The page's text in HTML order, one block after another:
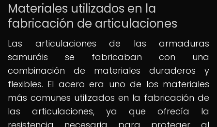
Materiales utilizados en la
fabricación de articulaciones
Las articulaciones de las armaduras
samuráis se fabricaban con una
combinación de materiales duraderos y
flexibles. El acero era uno de los materiales
más comunes utilizados en la fabricación de
las articulaciones, ya que ofrecía la